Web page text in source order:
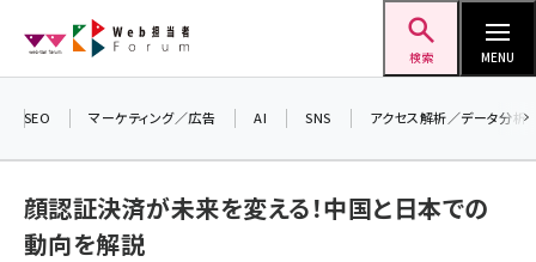
ン
検索 MENU
SEO マーケティング／広告 AI SNS アクセス解析／データ分析
顔認証決済が未来を変える！中国と日本での
動向を解説
生成